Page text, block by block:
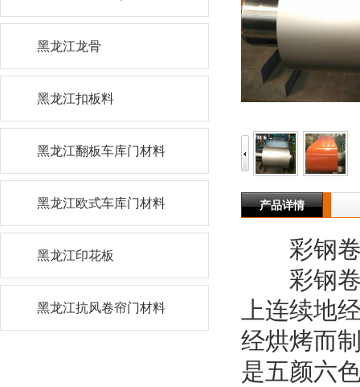
产品详情
彩钢
彩钢卷
上连续地
经烘烤而
是五颜六
黑龙江龙骨
黑龙江扣板料
黑龙江翻板车库门材料
黑龙江欧式车库门材料
黑龙江印花板
黑龙江抗风卷帘门材料